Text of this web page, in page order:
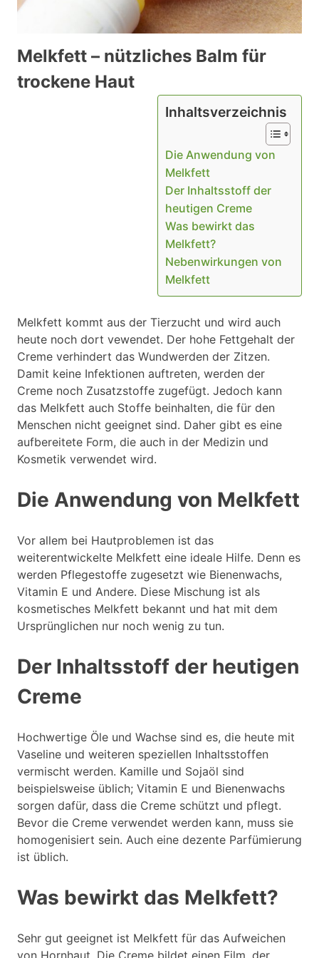
Melkfett – nützliches Balm für
trockene Haut
Inhaltsverzeichnis
Die Anwendung von
Melkfett
Der Inhaltsstoff der
heutigen Creme
Was bewirkt das
Melkfett?
Nebenwirkungen von
Melkfett
Melkfett kommt aus der Tierzucht und wird auch
heute noch dort vewendet. Der hohe Fettgehalt der
Creme verhindert das Wundwerden der Zitzen.
Damit keine Infektionen auftreten, werden der
Creme noch Zusatzstoffe zugefügt. Jedoch kann
das Melkfett auch Stoffe beinhalten, die für den
Menschen nicht geeignet sind. Daher gibt es eine
aufbereitete Form, die auch in der Medizin und
Kosmetik verwendet wird.
Die Anwendung von Melkfett
Vor allem bei Hautproblemen ist das
weiterentwickelte Melkfett eine ideale Hilfe. Denn es
werden Pflegestoffe zugesetzt wie Bienenwachs,
Vitamin E und Andere. Diese Mischung ist als
kosmetisches Melkfett bekannt und hat mit dem
Ursprünglichen nur noch wenig zu tun.
Der Inhaltsstoff der heutigen
Creme
Hochwertige Öle und Wachse sind es, die heute mit
Vaseline und weiteren speziellen Inhaltsstoffen
vermischt werden. Kamille und Sojaöl sind
beispielsweise üblich; Vitamin E und Bienenwachs
sorgen dafür, dass die Creme schützt und pflegt.
Bevor die Creme verwendet werden kann, muss sie
homogenisiert sein. Auch eine dezente Parfümierung
ist üblich.
Was bewirkt das Melkfett?
Sehr gut geeignet ist Melkfett für das Aufweichen
von Hornhaut. Die Creme bildet einen Film, der